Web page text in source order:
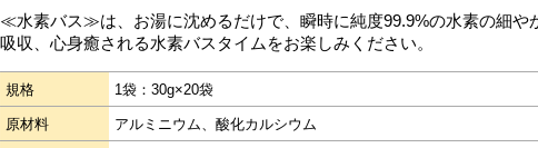
≪水素バス≫は、お湯に沈めるだけで、瞬時に純度99.9%の水素の細
吸収、心身癒される水素バスタイムをお楽しみください。
規格 1袋：30g×20袋
原材料 アルミニウム、酸化カルシウム